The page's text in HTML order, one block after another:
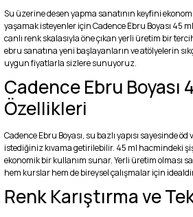
Su üzerine desen yapma sanatının keyfini
yaşamak isteyenler için Cadence Ebru Boyası 45
canlı renk skalasıyla öne çıkan yerli üretim bir
ebru sanatına yeni başlayanların ve atölyelerin
uygun fiyatlarla sizlere sunuyoruz.
Cadence Ebru Boyası
Özellikleri
Cadence Ebru Boyası, su bazlı yapısı sayesinde
istediğiniz kıvama getirilebilir. 45 ml hacmindeki
ekonomik bir kullanım sunar. Yerli üretim olması
hem kurslar hem de bireysel çalışmalar için
Renk Karıştırma ve